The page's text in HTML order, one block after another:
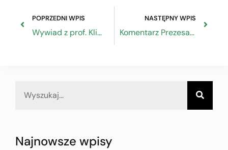
POPRZEDNI WPIS
Wywiad z prof. Klimkiem w TVP Katowice
NASTĘPNY WPIS
Komentarz Prezesa ZRP w Dzień dobry TVN
Najnowsze wpisy